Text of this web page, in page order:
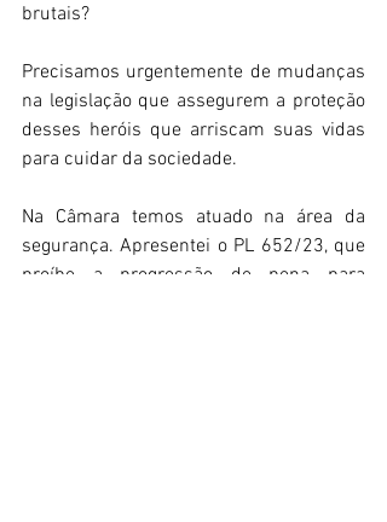
brutais?
Precisamos urgentemente de mudanças
na legislação que assegurem a proteção
desses heróis que arriscam suas vidas
para cuidar da sociedade.
Na Câmara temos atuado na área da
segurança. Apresentei o PL 652/23, que
proíbe a progressão de pena para